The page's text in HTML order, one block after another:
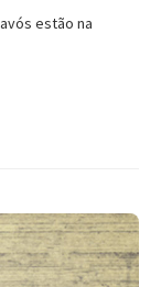
estão na